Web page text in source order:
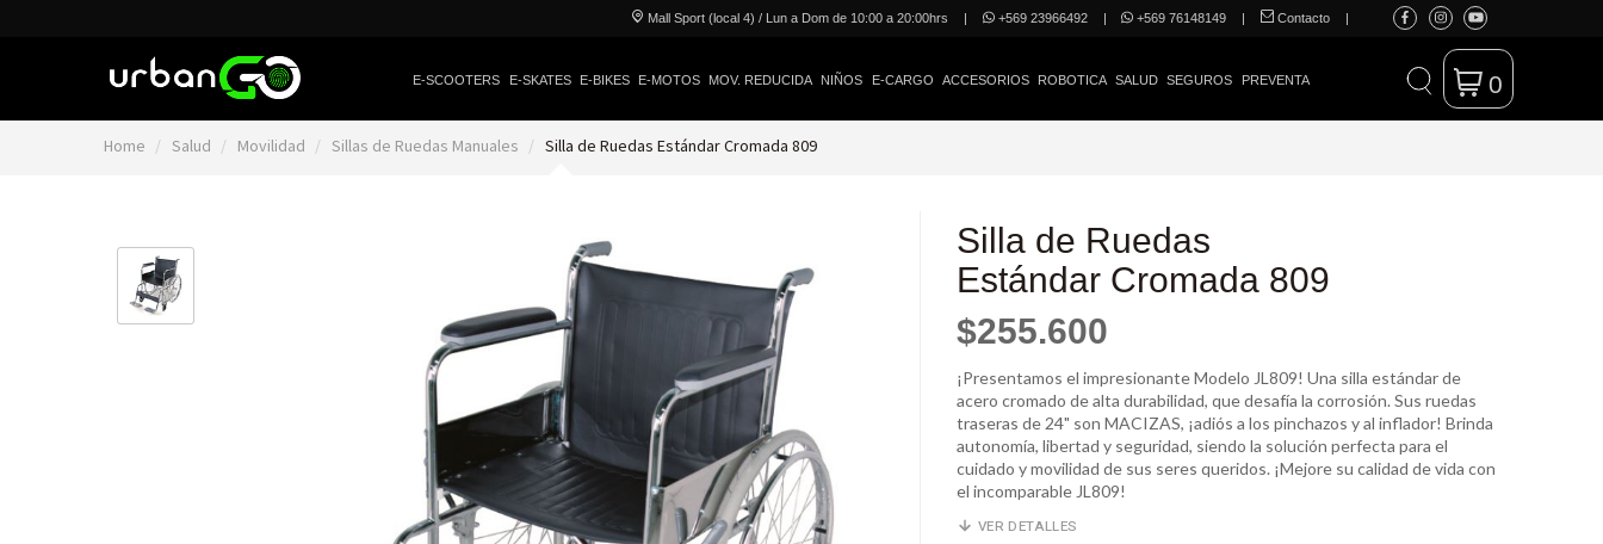
Mall Sport (local 4) / Lun a Dom de 10:00 a 20:00hrs | +569 23966492 | +569 76148149 | Contacto |
E-SCOOTERS E-SKATES E-BIKES E-MOTOS MOV. REDUCIDA NIÑOS E-CARGO ACCESORIOS ROBOTICA SALUD SEGUROS PREVENTA 0
Home Salud Movilidad Sillas de Ruedas Manuales Silla de Ruedas Estándar Cromada 809
Silla de Ruedas
Estándar Cromada 809
$255.600
¡Presentamos el impresionante Modelo JL809! Una silla estándar de
acero cromado de alta durabilidad, que desafía la corrosión. Sus ruedas
traseras de 24" son MACIZAS, ¡adiós a los pinchazos y al inflador! Brinda
autonomía, libertad y seguridad, siendo la solución perfecta para el
cuidado y movilidad de sus seres queridos. ¡Mejore su calidad de vida con
el incomparable JL809!
VER DETALLES